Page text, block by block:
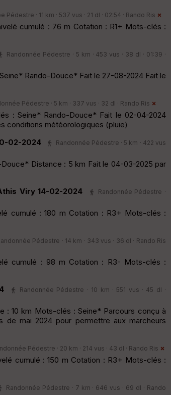
Pédestre · 11 km · 537 vus · 21 dl · 02:54 · Rando Ris
cumulé : 76 m Cotation : R1+ Mots-clés :
Randonnée Pédestre · 5 km · 453 vus · 38 dl · 01:39 ·
Rando-Douce* Fait le 27-08-2024 Fait le
Pédestre · 5 km · 337 vus · 32 dl · Rando Ris
: Seine* Rando-Douce* Fait le 02-04-2024
conditions météorologiques (pluie)
02-2024
Randonnée Pédestre · 5 km · 422 vus
Distance : 5 km Fait le 04-03-2025 par
Viry 14-02-2024
Randonnée Pédestre ·
cumulé : 180 m Cotation : R3+ Mots-clés :
Pédestre · 14 km · 343 vus · 36 dl · Rando Ris
cumulé : 98 m Cotation : R3- Mots-clés :
Randonnée Pédestre · 10 km · 551 vus · 45 dl ·
: 10 km Mots-clés : Seine* Parcours conçu à
de mai 2024 pour permettre aux marcheurs
Pédestre · 20 km · 214 vus · 43 dl · Rando Ris
cumulé : 150 m Cotation : R3+ Mots-clés :
Randonnée Pédestre · 7 km · 646 vus · 69 dl · Rando